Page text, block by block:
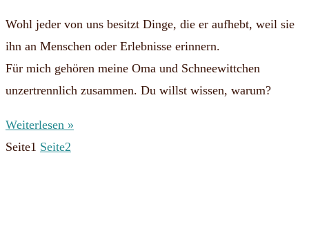
Wohl jeder von uns besitzt Dinge, die er aufhebt, weil sie
ihn an Menschen oder Erlebnisse erinnern.
Für mich gehören meine Oma und Schneewittchen
unzertrennlich zusammen. Du willst wissen, warum?
Weiterlesen »
Seite1 Seite2